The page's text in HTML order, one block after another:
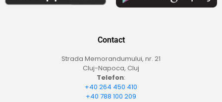
Contact
Strada Memorandumului, nr. 21
Cluj-Napoca, Cluj
Telefon:
+40 264 450 410
+40 788 100 209